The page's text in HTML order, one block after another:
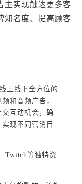
主实现触达更多客
知名度、提高顾客
上线下全方位的
和音频广告，
互动机会，确
现不同营销目
Twitch等独特资